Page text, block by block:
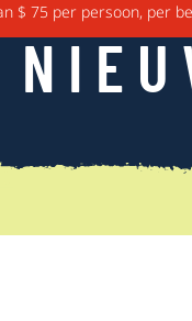
$ 75 per persoon, per